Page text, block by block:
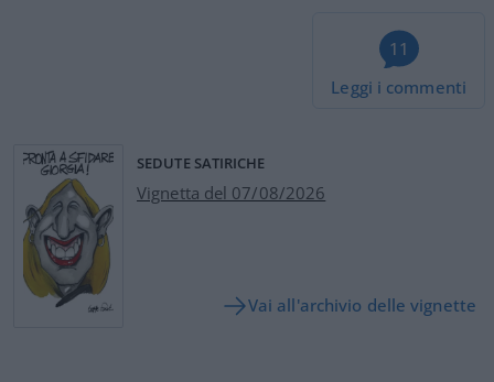
11
Leggi i commenti
SEDUTE SATIRICHE
Vignetta del 07/08/2026
Vai all'archivio delle vignette